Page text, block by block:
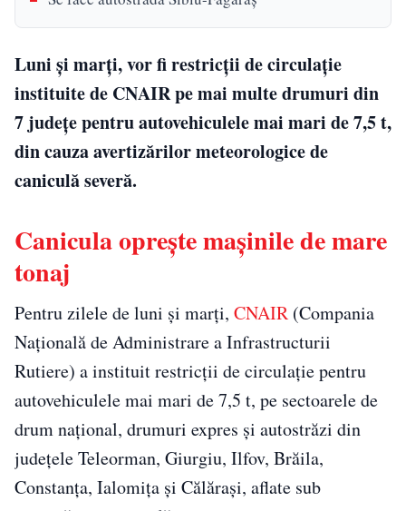
Luni și marți, vor fi restricții de circulație
instituite de CNAIR pe mai multe drumuri din
7 județe pentru autovehiculele mai mari de 7,5 t,
din cauza avertizărilor meteorologice de
caniculă severă.
Canicula oprește mașinile de mare
tonaj
Pentru zilele de luni și marți, CNAIR (Compania
Naţională de Administrare a Infrastructurii
Rutiere) a instituit restricţii de circulaţie pentru
autovehiculele mai mari de 7,5 t, pe sectoarele de
drum naţional, drumuri expres şi autostrăzi din
judeţele Teleorman, Giurgiu, Ilfov, Brăila,
Constanţa, Ialomiţa şi Călăraşi, aflate sub